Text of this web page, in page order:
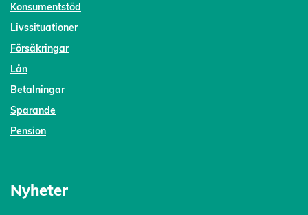
Konsumentstöd
Livssituationer
Försäkringar
Lån
Betalningar
Sparande
Pension
Nyheter